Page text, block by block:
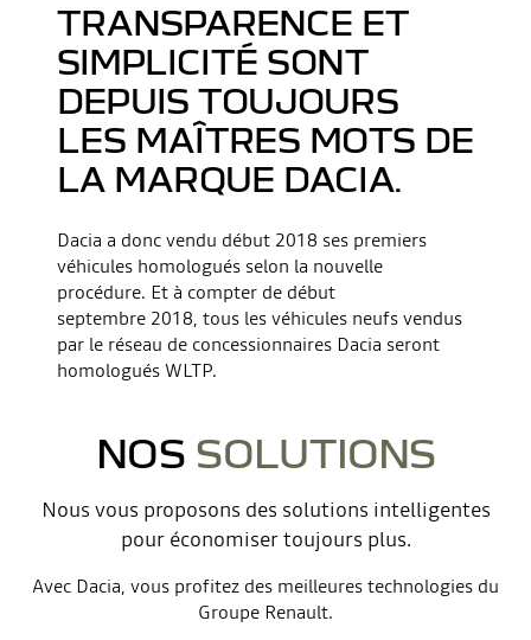
TRANSPARENCE ET
SIMPLICITÉ SONT
DEPUIS TOUJOURS
LES MAÎTRES MOTS DE
LA MARQUE DACIA.
Dacia a donc vendu début 2018 ses premiers
véhicules homologués selon la nouvelle
procédure. Et à compter de début
septembre 2018, tous les véhicules neufs vendus
par le réseau de concessionnaires Dacia seront
homologués WLTP.
NOS SOLUTIONS
Nous vous proposons des solutions intelligentes
pour économiser toujours plus.
Avec Dacia, vous profitez des meilleures technologies du
Groupe Renault.